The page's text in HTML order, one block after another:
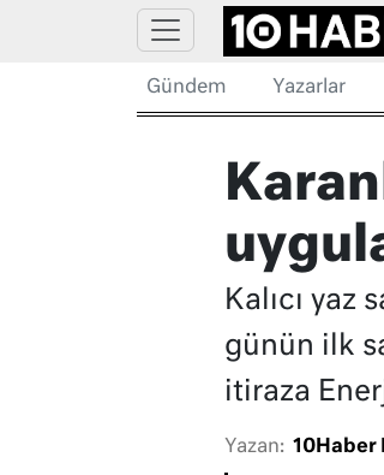
Gündem Yazarlar
Kalıcı
günün ilk
itiraza
Yazan: 10Haber